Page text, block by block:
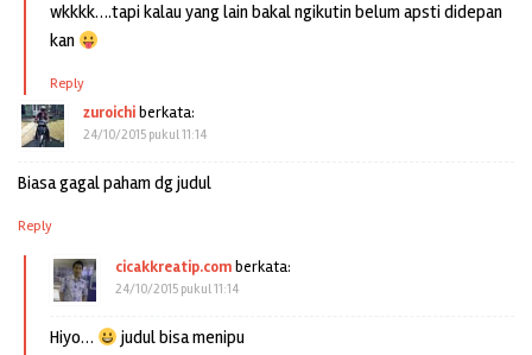
wkkkk….tapi kalau yang lain bakal ngikutin belum apsti didepan
kan
Reply
zuroichiberkata:
24/10/2015 pukul 11:14
Biasa gagal paham dg judul
Reply
cicakkreatip.comberkata:
24/10/2015 pukul 11:14
Hiyo… judul bisa menipu